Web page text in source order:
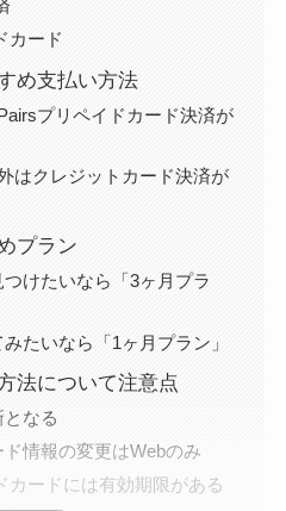
カード
め支払い方法
プリペイドカード決済が
はクレジットカード決済が
プラン
けたいなら「3ヶ月プラ
たいなら「1ヶ月プラン」
法について注意点
なる
情報の変更はWebのみ
カードには有効期限がある